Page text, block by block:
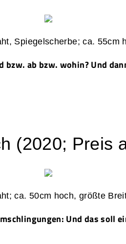
Spiegelscherbe; ca.
bzw. ab bzw. wohin? Und
(2020; Preis
ca. 50cm hoch, größte
Und das soll